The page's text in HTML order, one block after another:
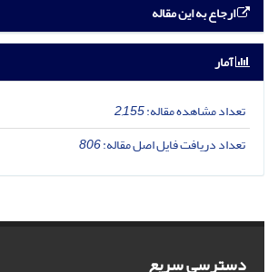
ارجاع به این مقاله
آمار
تعداد مشاهده مقاله:2,155
تعداد دریافت فایل اصل مقاله:806
دسترسی سریع